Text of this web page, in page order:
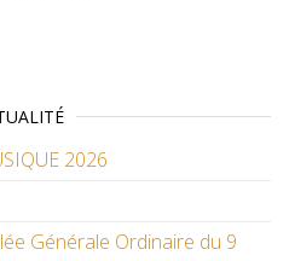
2026
Générale Ordinaire du 9